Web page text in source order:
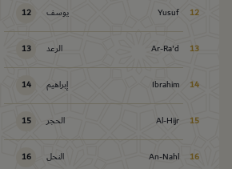
12 يوسف Yusuf 12
13 الرعد Ar-Ra'd 13
14 إبراهيم Ibrahim 14
15 الحجر Al-Hijr 15
16 النحل An-Nahl 16